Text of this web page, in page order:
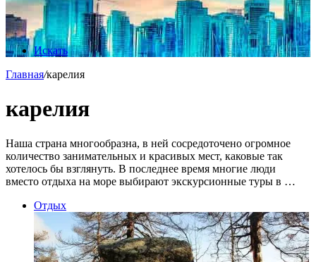
Искать
Главная/карелия
карелия
Наша страна многообразна, в ней сосредоточено огромное
количество занимательных и красивых мест, каковые так
хотелось бы взглянуть. В последнее время многие люди
вместо отдыха на море выбирают экскурсионные туры в …
Отдых